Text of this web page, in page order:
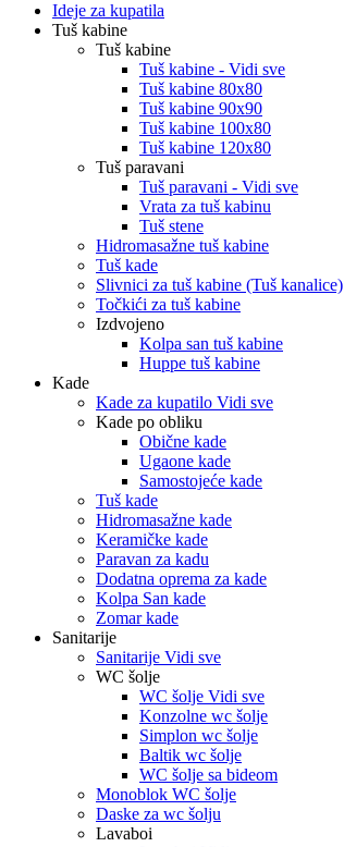
Ideje za kupatila
Tuš kabine
Tuš kabine
Tuš kabine - Vidi sve
Tuš kabine 80x80
Tuš kabine 90x90
Tuš kabine 100x80
Tuš kabine 120x80
Tuš paravani
Tuš paravani - Vidi sve
Vrata za tuš kabinu
Tuš stene
Hidromasažne tuš kabine
Tuš kade
Slivnici za tuš kabine (Tuš kanalice)
Točkići za tuš kabine
Izdvojeno
Kolpa san tuš kabine
Huppe tuš kabine
Kade
Kade za kupatilo Vidi sve
Kade po obliku
Obične kade
Ugaone kade
Samostojeće kade
Tuš kade
Hidromasažne kade
Keramičke kade
Paravan za kadu
Dodatna oprema za kade
Kolpa San kade
Zomar kade
Sanitarije
Sanitarije Vidi sve
WC šolje
WC šolje Vidi sve
Konzolne wc šolje
Simplon wc šolje
Baltik wc šolje
WC šolje sa bideom
Monoblok WC šolje
Daske za wc šolju
Lavaboi